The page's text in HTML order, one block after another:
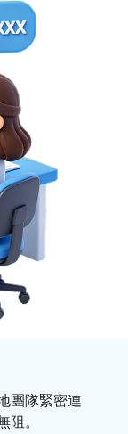
團隊緊密連
。